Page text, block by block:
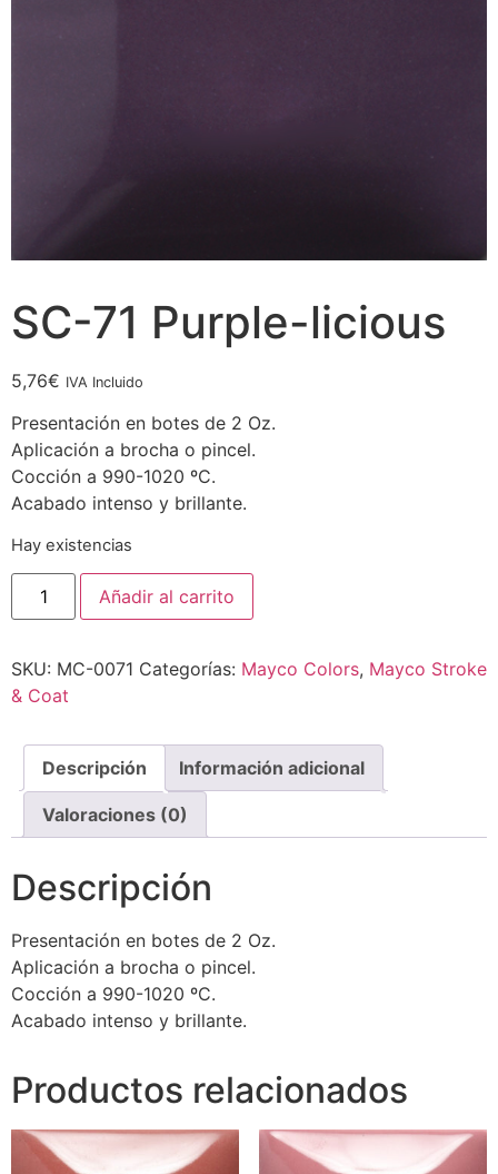
SC-71 Purple-licious
5,76€ IVA Incluido
Presentación en botes de 2 Oz.
Aplicación a brocha o pincel.
Cocción a 990-1020 ºC.
Acabado intenso y brillante.
Hay existencias
Añadir al carrito
SKU: MC-0071 Categorías: Mayco Colors, Mayco Stroke
& Coat
Descripción Información adicional
Valoraciones (0)
Descripción
Presentación en botes de 2 Oz.
Aplicación a brocha o pincel.
Cocción a 990-1020 ºC.
Acabado intenso y brillante.
Productos relacionados